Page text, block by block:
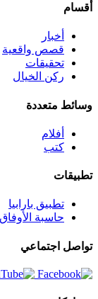
أقسام
أخبار
قصص واقعية
تحقيقات
ركن الخيال
وسائط متعددة
أفلام
كتب
تطبيقات
تطبيق بارابيا
حاسبة الأوفاق
تواصل اجتماعي